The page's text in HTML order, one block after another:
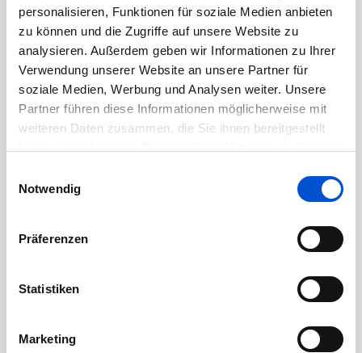
personalisieren, Funktionen für soziale Medien anbieten
zu können und die Zugriffe auf unsere Website zu
analysieren. Außerdem geben wir Informationen zu Ihrer
Verwendung unserer Website an unsere Partner für
soziale Medien, Werbung und Analysen weiter. Unsere
Partner führen diese Informationen möglicherweise mit
weiteren Daten zusammen, die Sie ihnen bereitgestellt
Notwendig
Präferenzen
Statistiken
Marketing
Dezember 2020
November 2020
Oktober 2020
September 2020
August 2020
Juli 2020
Mai 2020
März 2020
Januar 2020
November 2019